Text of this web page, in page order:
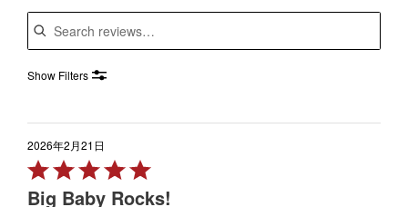
Search reviews
Show Filters
2026年2月21日
Rated
5
Big Baby Rocks!